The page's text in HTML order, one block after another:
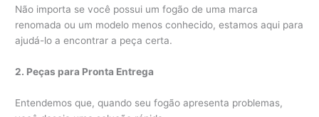
Não importa se você possui um fogão de uma marca
renomada ou um modelo menos conhecido, estamos aqui para
ajudá-lo a encontrar a peça certa.
2. Peças para Pronta Entrega
Entendemos que, quando seu fogão apresenta problemas,